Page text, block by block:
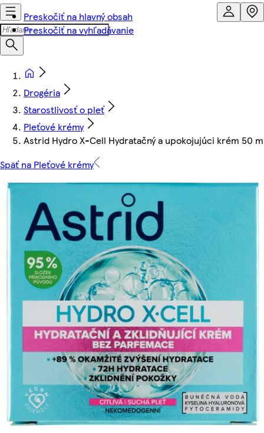
Preskočiť na hlavný obsah
Preskočiť na vyhľadávanie
Drogéria
Starostlivosť o pleť
Pleťové krémy
Astrid Hydro X-Cell Hydratačný a upokojujúci krém 50
Späť na Pleťové krémy